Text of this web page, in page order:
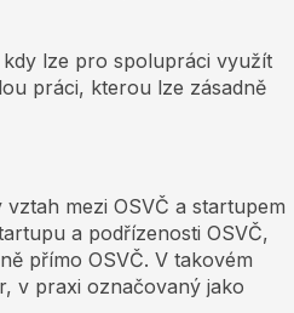
kdy lze pro spolupráci využít
práci, kterou lze zásadně
mezi OSVČ a startupem
a podřízenosti OSVČ,
přímo OSVČ. V takovém
v praxi označovaný jako